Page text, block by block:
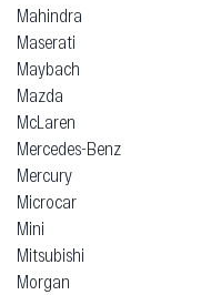
Mahindra
Maserati
Maybach
Mazda
McLaren
Mercedes-Benz
Mercury
Microcar
Mini
Mitsubishi
Morgan